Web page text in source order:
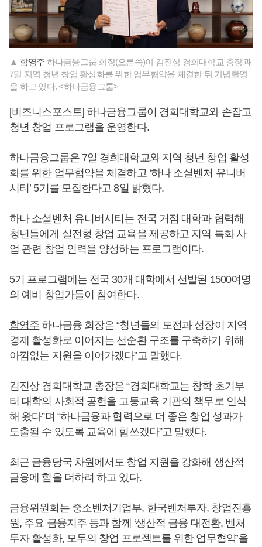
▲ 함영주 하나금융그룹 회장(오른쪽)이 김진상 경희대학교 총장과
7일 지역 청년 창업 활성화를 위한 업무협약을 체결한 뒤 기념촬영
을 하고 있다. <하나금융그룹>
[비즈니스포스트] 하나금융그룹이 경희대학교와 손잡고
청년 창업 프로그램을 운영한다.
하나금융그룹은 7일 경희대학교와 지역 청년 창업 활성
화를 위한 업무협약을 체결하고 ‘하나 소셜벤처 유니버
시티’ 5기를 모집한다고 8일 밝혔다.
하나 소셜벤처 유니버시티는 전국 거점 대학과 협력해
청년들에게 실전형 창업 교육을 제공하고 지역 특화 사
업 관련 창업 인력을 양성하는 프로그램이다.
5기 프로그램에는 전국 30개 대학에서 선발된 1500여명
의 예비 창업가들이 참여한다.
함영주 하나금융 회장은 “청년들의 도전과 성장이 지역
경제 활성화로 이어지는 선순환 구조를 구축하기 위해
아낌없는 지원을 이어가겠다”고 말했다.
김진상 경희대학교 총장은 “경희대학교는 창학 초기부
터 대학의 사회적 공헌을 고등교육 기관의 책무로 인식
해 왔다”며 “하나금융과 협력으로 더 좋은 창업 성과가
도출될 수 있도록 교육에 힘쓰겠다”고 말했다.
최근 금융당국 차원에서도 창업 지원을 강화해 생산적
금융에 힘을 더하려 하고 있다.
금융위원회는 중소벤처기업부, 한국벤처투자, 창업진흥
원, 주요 금융지주 등과 함께 ‘생산적 금융 대전환, 벤처
투자 활성화, 모두의 창업 프로젝트를 위한 업무협약’을